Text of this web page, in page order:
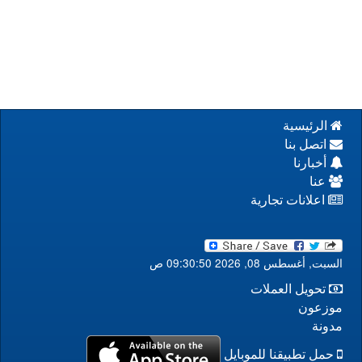
الرئيسية
اتصل بنا
أخبارنا
عنا
اعلانات تجارية
السبت, أغسطس 08, 2026 09:30:50 ص
تحويل العملات
موزعون
مدونة
حمل تطبيقنا للموبايل